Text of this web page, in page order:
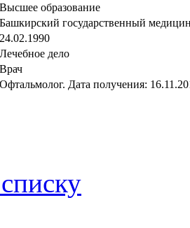
Высшее образование
Башкирский государственный
24.02.1990
Лечебное дело
Врач
Офтальмолог. Дата получения: